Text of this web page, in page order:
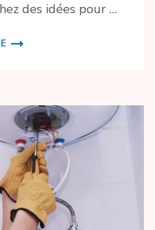
des idées pour …